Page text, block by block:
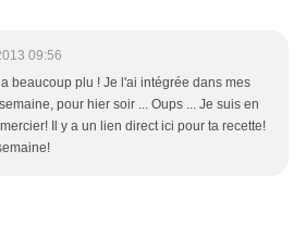
09:56
beaucoup plu ! Je l'ai intégrée dans mes
pour hier soir ... Oups ... Je suis en
Il y a un lien direct ici pour ta recette!